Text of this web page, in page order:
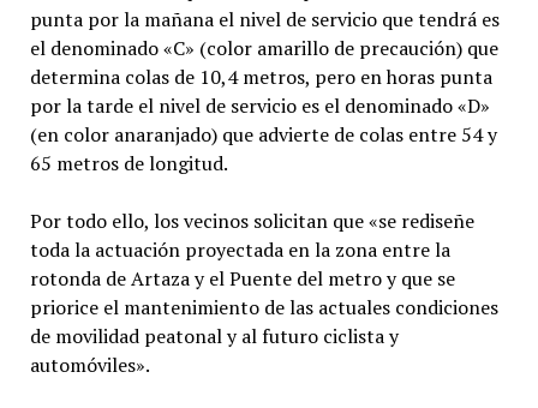
punta por la mañana el nivel de servicio que tendrá es
el denominado «C» (color amarillo de precaución) que
determina colas de 10,4 metros, pero en horas punta
por la tarde el nivel de servicio es el denominado «D»
(en color anaranjado) que advierte de colas entre 54 y
65 metros de longitud.
Por todo ello, los vecinos solicitan que «se rediseñe
toda la actuación proyectada en la zona entre la
rotonda de Artaza y el Puente del metro y que se
priorice el mantenimiento de las actuales condiciones
de movilidad peatonal y al futuro ciclista y
automóviles».